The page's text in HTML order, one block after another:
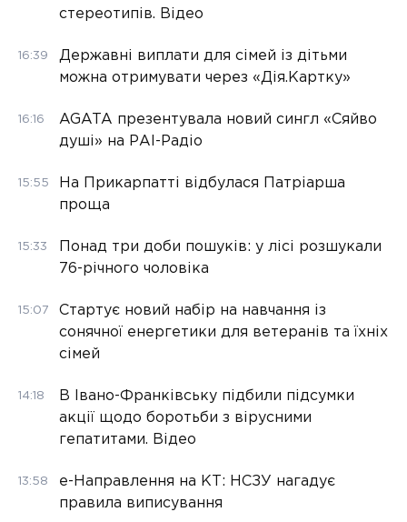
стереотипів. Відео
16:39
Державні виплати для сімей із дітьми
можна отримувати через «Дія.Картку»
16:16
AGATA презентувала новий сингл «Сяйво
душі» на РАІ-Радіо
15:55
На Прикарпатті відбулася Патріарша
проща
15:33
Понад три доби пошуків: у лісі розшукали
76-річного чоловіка
15:07
Стартує новий набір на навчання із
сонячної енергетики для ветеранів та їхніх
сімей
14:18
В Івано-Франківську підбили підсумки
акції щодо боротьби з вірусними
гепатитами. Відео
13:58
е-Направлення на КТ: НСЗУ нагадує
правила виписування